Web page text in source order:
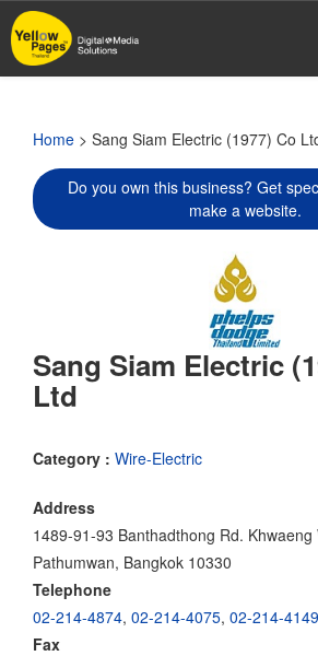
Skip
to
main
Home > Sang Siam Electric (1977) Co
Do you own this business? Get
make a website.
Sang Siam Electric
Ltd
Category : Wire-Electric
Address
1489-91-93 Banthadthong Rd. Khwaeng
Pathumwan, Bangkok 10330
Telephone
02-214-4874, 02-214-4075, 02-214-4149
Fax